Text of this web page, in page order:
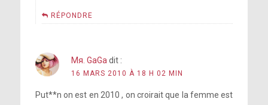
RÉPONDRE
Mя. GaGa dit :
16 MARS 2010 À 18 H 02 MIN
Put**n on est en 2010 , on croirait que la femme est